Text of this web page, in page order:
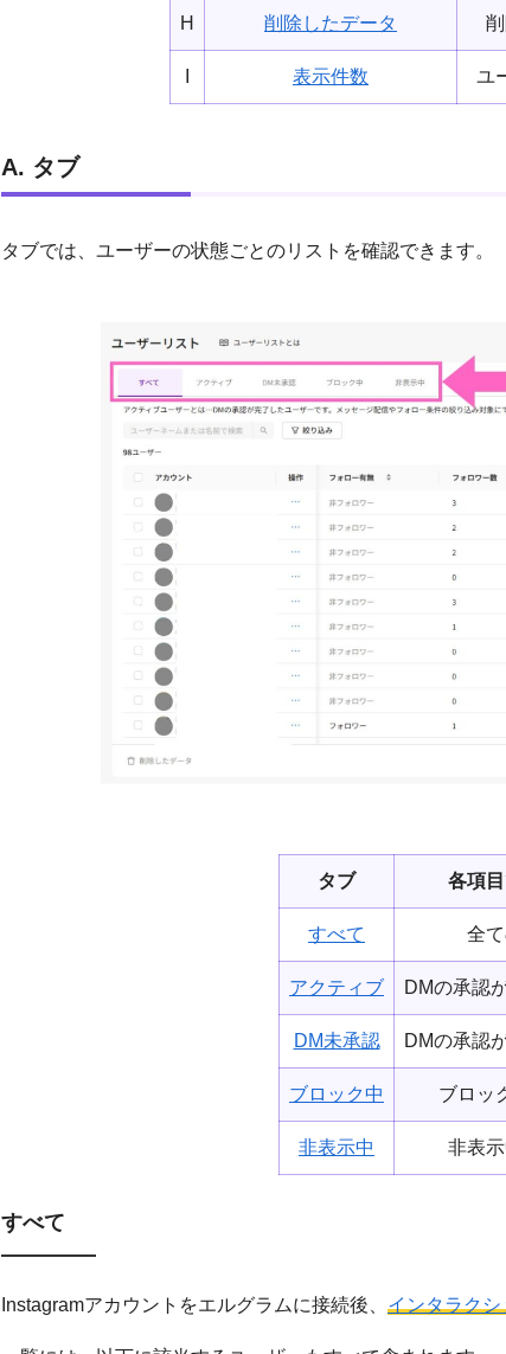
H 削除したデータ
表示件数 ユ
A. タブ
タブでは、ユーザーの状態ごとのリストを確認できます。
タブ 各項
すべて 全
アクティブ DMの承認
DM未承認 DMの承認
ブロック中 ブロッ
非表示中 非表
すべて
Instagramアカウントをエルグラムに接続後、 インタラクシ